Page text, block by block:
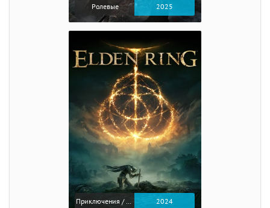
Ролевые 2025
Приключения / Экшен / Ролевые 2024